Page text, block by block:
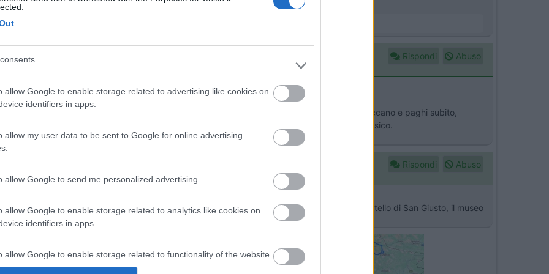
allow Google to enable storage related to advertising like cookies on
identifiers in apps.
allow my user data to be sent to Google for online advertising
allow Google to send me personalized advertising.
allow Google to enable storage related to analytics like cookies on
identifiers in apps.
allow Google to enable storage related to functionality of the website
una zona dove è in funzione il limite 50 km ora, molto controllato
Rispondi Abuso
ciò che ti serve.
subito dopo il valico di frontiera esci o ti ritrovi in autostrada che, senza bollino, se ti beccano e paghi subito,
una quarantina di chilometri da Villa Opicina percorrendo una dolce strada sull’altipiano carsico.
fossi in te uscirei dall’autostrada prima della barriera del Lisert!
Rispondi Abuso
al Castello di Miramare e al suo parco! In centro città invece ti consiglio di visitare il Castello di San Giusto, il museo